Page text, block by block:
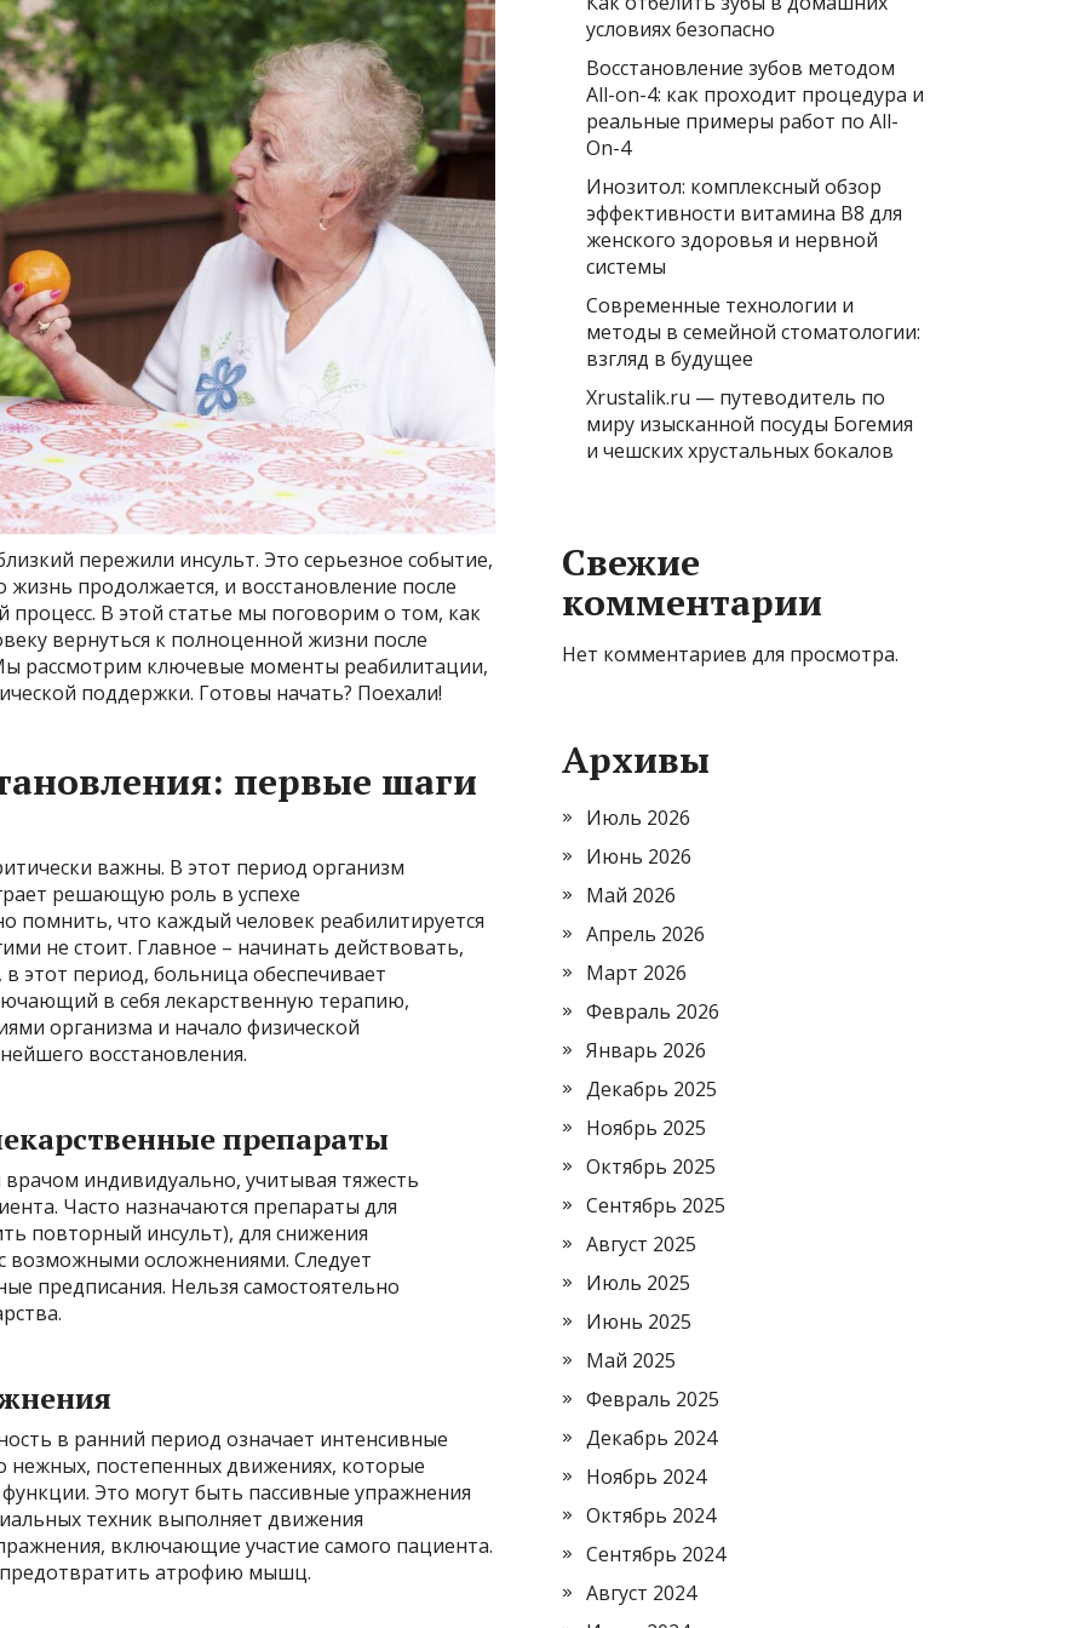
пережили инсульт. Это серьезное событие,
продолжается, и восстановление после
В этой статье мы поговорим о том, как
вернуться к полноценной жизни после
рассмотрим ключевые моменты реабилитации,
поддержки. Готовы начать? Поехали!
первые шаги
важны. В этот период организм
решающую роль в успехе
помнить, что каждый человек реабилитируется
не стоит. Главное – начинать действовать,
этот период, больница обеспечивает
в себя лекарственную терапию,
организма и начало физической
восстановления.
препараты
индивидуально, учитывая тяжесть
Часто назначаются препараты для
повторный инсульт), для снижения
возможными осложнениями. Следует
предписания. Нельзя самостоятельно
в ранний период означает интенсивные
нежных, постепенных движениях, которые
Это могут быть пассивные упражнения
техник выполняет движения
включающие участие самого пациента.
атрофию мышц.
условиях безопасно
Восстановление зубов методом
All-on-4: как проходит процедура и
реальные примеры работ по All-
On-4
Инозитол: комплексный обзор
эффективности витамина B8 для
женского здоровья и нервной
системы
Современные технологии и
методы в семейной стоматологии:
взгляд в будущее
Xrustalik.ru — путеводитель по
миру изысканной посуды Богемия
и чешских хрустальных бокалов
Свежие
комментарии
Нет комментариев для просмотра.
Архивы
Июль 2026
Июнь 2026
Май 2026
Апрель 2026
Март 2026
Февраль 2026
Январь 2026
Декабрь 2025
Ноябрь 2025
Октябрь 2025
Сентябрь 2025
Август 2025
Июль 2025
Июнь 2025
Май 2025
Февраль 2025
Декабрь 2024
Ноябрь 2024
Октябрь 2024
Сентябрь 2024
Август 2024